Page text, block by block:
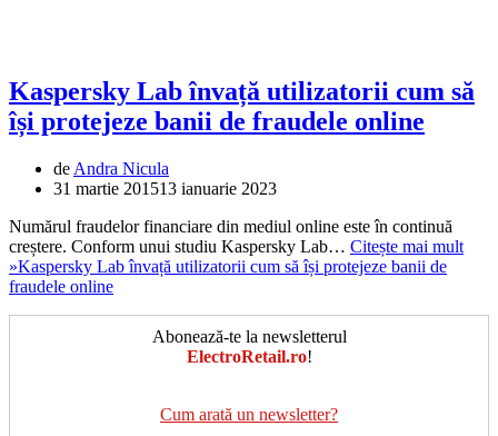
Kaspersky Lab învață utilizatorii cum să
își protejeze banii de fraudele online
de Andra Nicula
31 martie 201513 ianuarie 2023
Numărul fraudelor financiare din mediul online este în continuă
creștere. Conform unui studiu Kaspersky Lab… Citește mai mult
»Kaspersky Lab învață utilizatorii cum să își protejeze banii de
fraudele online
Abonează-te la newsletterul
ElectroRetail.ro!
Cum arată un newsletter?